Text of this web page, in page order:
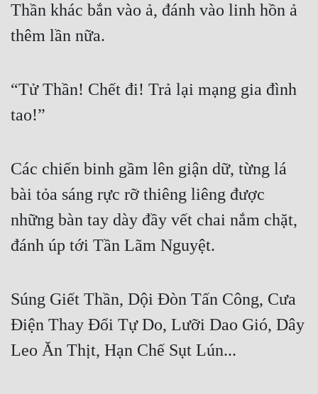
Thần khác bắn vào ả, đánh vào linh hồn ả
thêm lần nữa.
“Tử Thần! Chết đi! Trả lại mạng gia đình
tao!”
Các chiến binh gầm lên giận dữ, từng lá
bài tỏa sáng rực rỡ thiêng liêng được
những bàn tay dày đầy vết chai nắm chặt,
đánh úp tới Tần Lãm Nguyệt.
Súng Giết Thần, Dội Đòn Tấn Công, Cưa
Điện Thay Đổi Tự Do, Lưỡi Dao Gió, Dây
Leo Ăn Thịt, Hạn Chế Sụt Lún...